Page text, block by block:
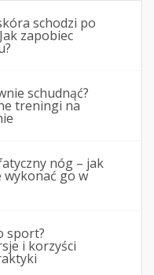
schodzi po
zapobiec
schudnąć?
treningi na
nóg – jak
wykonać go w
sport?
i korzyści